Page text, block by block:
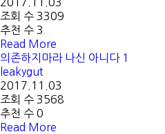
조회 수 3309
추천 수 3
Read More
의존하지마라 나신 아니다 1
leakygut
2017.11.03
조회 수 3568
추천 수 0
Read More